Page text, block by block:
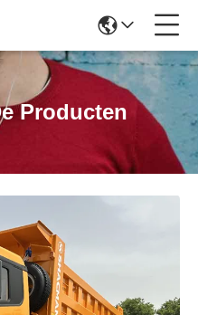
Producten